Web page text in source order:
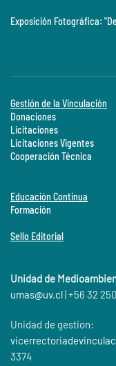
Exposición Fotográfica:
Gestión de la Vinculación
Donaciones
Licitaciones
Licitaciones Vigentes
Cooperación Técnica
Educación Continua
Formación
Sello Editorial
Unidad de
umas@uv.cl| +56 32
Unidad de gestion:
3374